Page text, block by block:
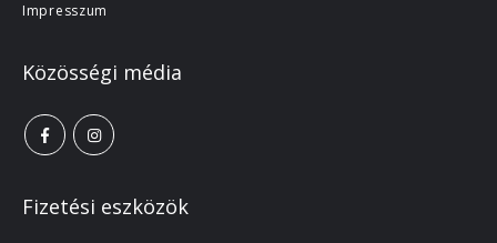
Impresszum
Közösségi média
Fizetési eszközök